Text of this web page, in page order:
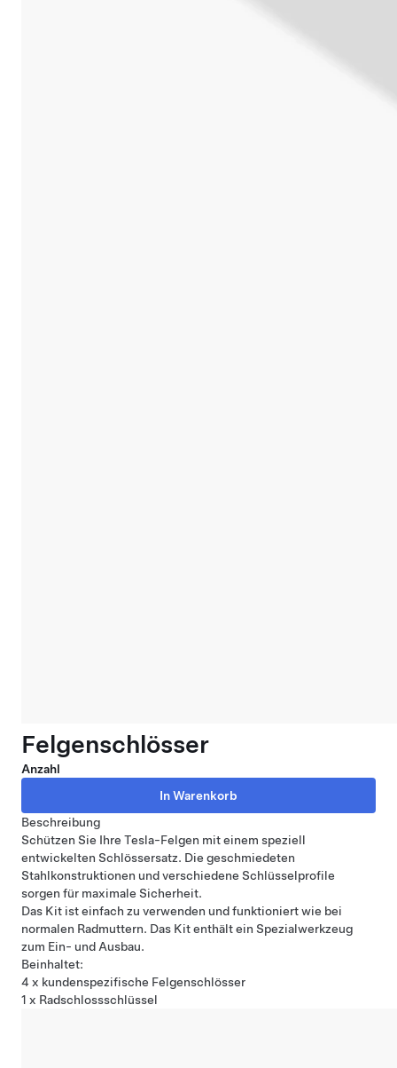
Felgenschlösser
Anzahl
Beschreibung
Schützen Sie Ihre Tesla-Felgen mit einem speziell
entwickelten Schlössersatz. Die geschmiedeten
Stahlkonstruktionen und verschiedene Schlüsselprofile
sorgen für maximale Sicherheit.
Das Kit ist einfach zu verwenden und funktioniert wie bei
normalen Radmuttern. Das Kit enthält ein Spezialwerkzeug
zum Ein- und Ausbau.
Beinhaltet:
4 x kundenspezifische Felgenschlösser
1 x Radschlossschlüssel